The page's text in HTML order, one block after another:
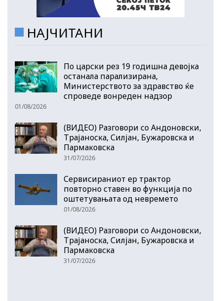
НАЈЧИТАНИ
По царски рез 19 годишна девојка
останала парализирана,
Министерството за здравство ќе
спроведе вонреден надзор
01/08/2026
(ВИДЕО) Разговори со Андоновски,
Трајаноска, Силјан, Бужаровска и
Пармаковска
31/07/2026
Сервисираниот ер трактор
повторно ставен во функција по
оштетувањата од невремето
01/08/2026
(ВИДЕО) Разговори со Андоновски,
Трајаноска, Силјан, Бужаровска и
Пармаковска
31/07/2026